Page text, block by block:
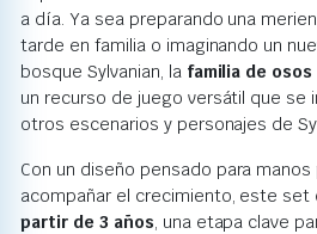
a día. Ya sea preparando una
tarde en familia o imaginando un
bosque Sylvanian, la familia de
un recurso de juego versátil que se
otros escenarios y personajes de
Con un diseño pensado para
acompañar el crecimiento, este
partir de 3 años, una etapa clave